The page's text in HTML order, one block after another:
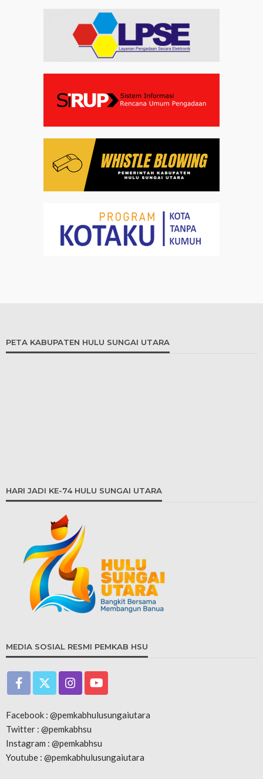
PETA KABUPATEN HULU SUNGAI UTARA
HARI JADI KE-74 HULU SUNGAI UTARA
MEDIA SOSIAL RESMI PEMKAB HSU
Facebook : @pemkabhulusungaiutara
Twitter : @pemkabhsu
Instagram : @pemkabhsu
Youtube : @pemkabhulusungaiutara